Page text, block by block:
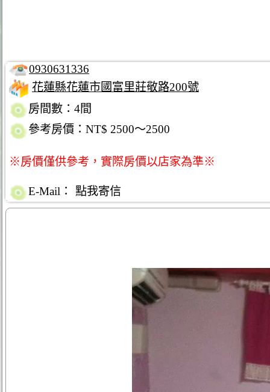
0930631336
花蓮縣花蓮市國富里莊敬路200號
房間數：4間
參考房價：NT$ 2500～2500
※房價僅供參考，實際房價以店家為準※
E-Mail： 點我寄信